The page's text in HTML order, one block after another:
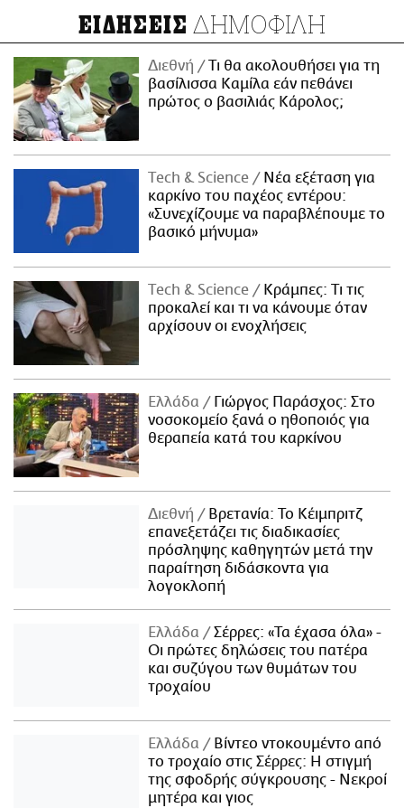
ΕΙΔΗΣΕΙΣ ΔΗΜΟΦΙΛΗ
Διεθνή
Τι θα ακολουθήσει για τη
βασίλισσα Καμίλα εάν πεθάνει
πρώτος ο βασιλιάς Κάρολος;
Τech & Science
Νέα εξέταση για
καρκίνο του παχέος εντέρου:
«Συνεχίζουμε να παραβλέπουμε το
βασικό μήνυμα»
Τech & Science
Κράμπες: Τι τις
προκαλεί και τι να κάνουμε όταν
αρχίσουν οι ενοχλήσεις
Ελλάδα
Γιώργος Παράσχος: Στο
νοσοκομείο ξανά ο ηθοποιός για
θεραπεία κατά του καρκίνου
Διεθνή
Βρετανία: Το Κέιμπριτζ
επανεξετάζει τις διαδικασίες
πρόσληψης καθηγητών μετά την
παραίτηση διδάσκοντα για
λογοκλοπή
Ελλάδα
Σέρρες: «Τα έχασα όλα» -
Οι πρώτες δηλώσεις του πατέρα
και συζύγου των θυμάτων του
τροχαίου
Ελλάδα
Βίντεο ντοκουμέντο από
το τροχαίο στις Σέρρες: Η στιγμή
της σφοδρής σύγκρουσης - Νεκροί
μητέρα και γιος